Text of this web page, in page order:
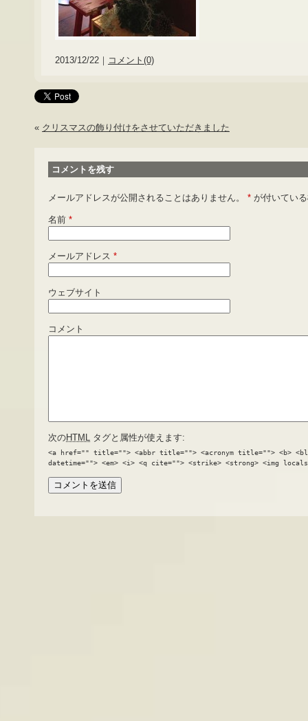
2013/12/22｜ コメント(0)
« クリスマスの飾り付けをさせていただきました
コメントを残す
メールアドレスが公開されることはありません。 * が付いてい
名前 *
メールアドレス *
ウェブサイト
コメント
次のHTML タグと属性が使えます:
<a href="" title=""> <abbr title=""> <acronym title=""> <b>
datetime=""> <em> <i> <q cite=""> <strike> <strong> <img